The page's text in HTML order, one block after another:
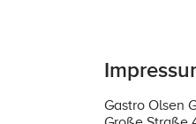
Gastro Olsen